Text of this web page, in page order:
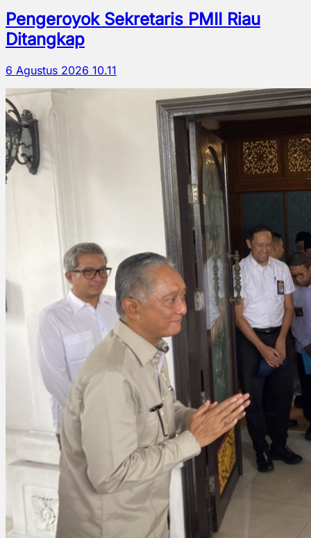
Pengeroyok Sekretaris PMII Riau
Ditangkap
6 Agustus 2026 10.11